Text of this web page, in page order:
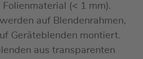
Folienmaterial (< 1 mm).
auf Blendenrahmen,
Geräteblenden montiert.
aus transparenten